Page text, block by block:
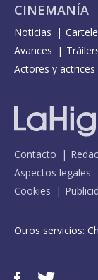
CINEMANÍA
Noticias
Avances
Actores y actrices
Contacto
Aspectos legales
Cookies
Otros servicios: